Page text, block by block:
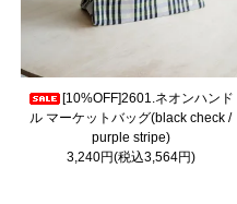
[10%OFF]2601.ネオンハンド
ル マーケットバッグ(black check /
purple stripe)
3,240円(税込3,564円)